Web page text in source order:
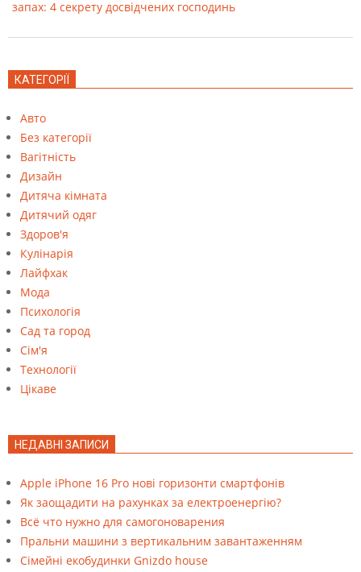
запах: 4 секрету досвідчених господинь
КАТЕГОРІЇ
Авто
Без категорії
Вагітність
Дизайн
Дитяча кімната
Дитячий одяг
Здоров'я
Кулінарія
Лайфхак
Мода
Психологія
Сад та город
Сім'я
Технології
Цікаве
НЕДАВНІ ЗАПИСИ
Apple iPhone 16 Pro нові горизонти смартфонів
Як заощадити на рахунках за електроенергію?
Всё что нужно для самогоноварения
Пральни машини з вертикальним завантаженням
Cімейні екобудинки Gnizdo house